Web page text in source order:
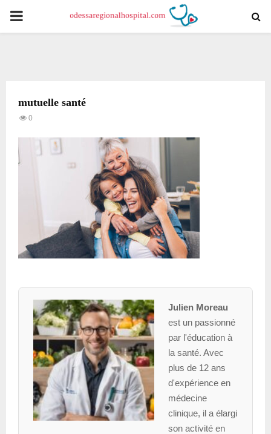
PRIMARY
mutuelle santé
0
Julien Moreau
est un passionné
par l'éducation à
la santé. Avec
plus de 12 ans
d'expérience en
médecine
clinique, il a élargi
son activité en